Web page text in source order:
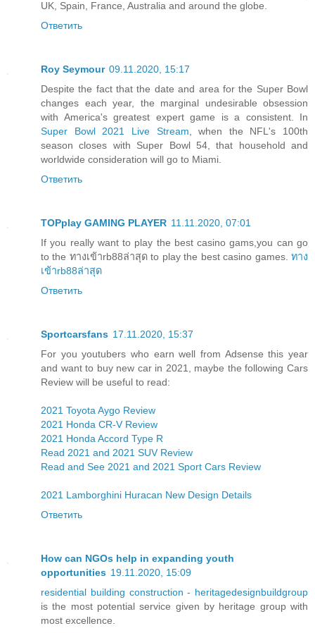
UK, Spain, France, Australia and around the globe.
Ответить
Roy Seymour 09.11.2020, 15:17
Despite the fact that the date and area for the Super Bowl
changes each year, the marginal undesirable obsession
with America's greatest expert game is a consistent. In
Super Bowl 2021 Live Stream, when the NFL's 100th
season closes with Super Bowl 54, that household and
worldwide consideration will go to Miami.
Ответить
TOPplay GAMING PLAYER 11.11.2020, 07:01
If you really want to play the best casino gams,you can go
to the ทางเข้าrb88ล่าสุด to play the best casino games. ทาง
เข้าrb88ล่าสุด
Ответить
Sportcarsfans 17.11.2020, 15:37
For you youtubers who earn well from Adsense this year
and want to buy new car in 2021, maybe the following Cars
Review will be useful to read:
2021 Toyota Aygo Review
2021 Honda CR-V Review
2021 Honda Accord Type R
Read 2021 and 2021 SUV Review
Read and See 2021 and 2021 Sport Cars Review
2021 Lamborghini Huracan New Design Details
Ответить
How can NGOs help in expanding youth
opportunities 19.11.2020, 15:09
residential building construction - heritagedesignbuildgroup
is the most potential service given by heritage group with
most excellence.